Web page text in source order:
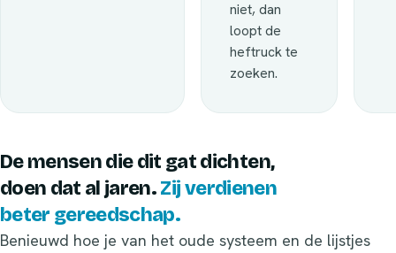
niet, dan
loopt de
heftruck te
zoeken.
De mensen die dit gat dichten,
doen dat al jaren.Zij verdienen
beter gereedschap.
Benieuwd hoe je van het oude systeem en de lijstjes